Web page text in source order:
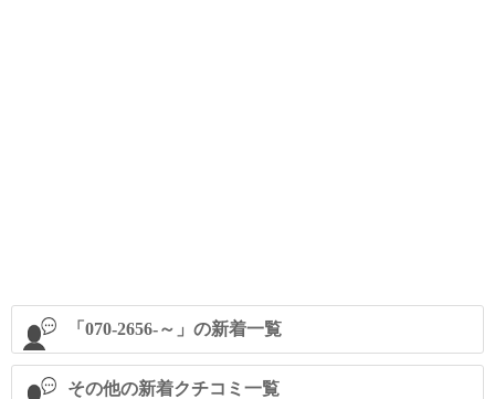
「070-2656-～」の新着一覧
その他の新着クチコミ一覧